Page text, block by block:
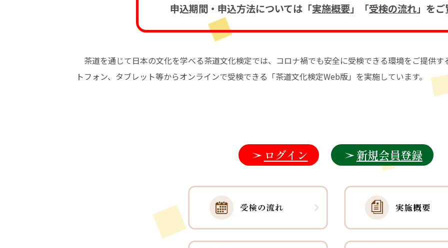
申込期間・申込方法については「実施概要」「受検の流れ」を
茶道を通じて日本の文化を学べる茶道文化検定では、コロナ禍でも安全に受検できる環境をご提供
トフォン、タブレット等からオンラインで受検できる「茶道文化検定Web版」を実施しています。
ログイン 新規会員登録